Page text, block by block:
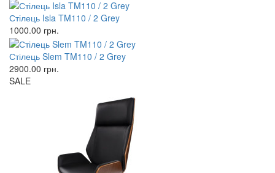
Стілець Isla TM110 / 2 Grey
1000.00 грн.
Стілець Slem TM110 / 2 Grey
2900.00 грн.
SALE